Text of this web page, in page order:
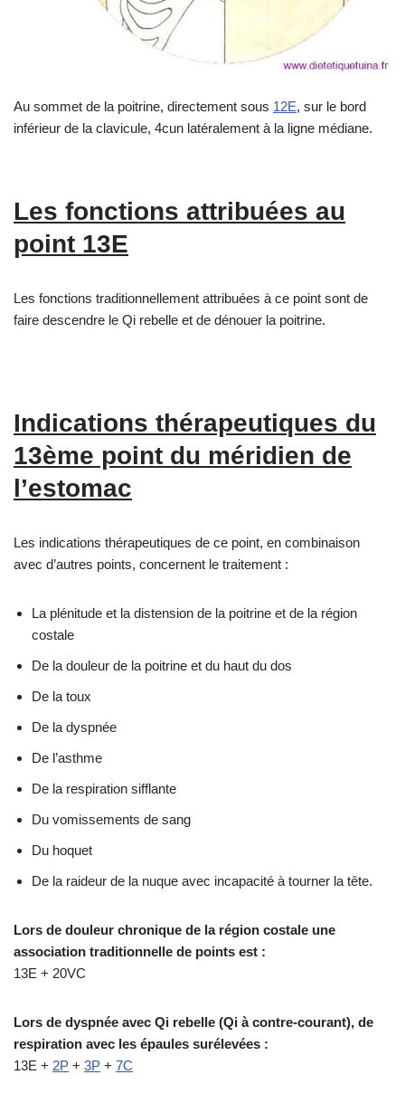
Au sommet de la poitrine, directement sous 12E, sur le bord
inférieur de la clavicule, 4cun latéralement à la ligne médiane.
Les fonctions attribuées au
point 13E
Les fonctions traditionnellement attribuées à ce point sont de
faire descendre le Qi rebelle et de dénouer la poitrine.
Indications thérapeutiques du
13ème point du méridien de
l’estomac
Les indications thérapeutiques de ce point, en combinaison
avec d’autres points, concernent le traitement :
La plénitude et la distension de la poitrine et de la région
costale
De la douleur de la poitrine et du haut du dos
De la toux
De la dyspnée
De l’asthme
De la respiration sifflante
Du vomissements de sang
Du hoquet
De la raideur de la nuque avec incapacité à tourner la tête.
Lors de douleur chronique de la région costale une
association traditionnelle de points est :
13E + 20VC
Lors de dyspnée avec Qi rebelle (Qi à contre-courant), de
respiration avec les épaules surélevées :
13E + 2P + 3P + 7C